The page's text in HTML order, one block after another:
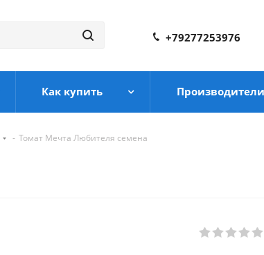
+79277253976
Как купить Производители
- Томат Мечта Любителя семена